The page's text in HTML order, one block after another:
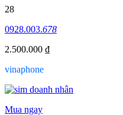
28
0928.003.678
2.500.000 ₫
vinaphone
Mua ngay